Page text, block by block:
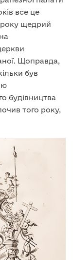
все це
щедрий
Щоправда,
був
будівництва
того року,